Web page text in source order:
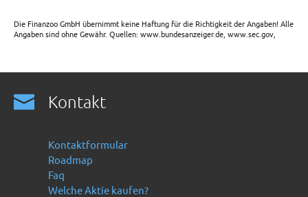
Die Finanzoo GmbH übernimmt keine Haftung für die Richtigkeit der Angaben! Alle
Angaben sind ohne Gewähr. Quellen: www.bundesanzeiger.de, www.sec.gov,
Kontakt
Kontaktformular
Roadmap
Faq
Welche Aktie kaufen?